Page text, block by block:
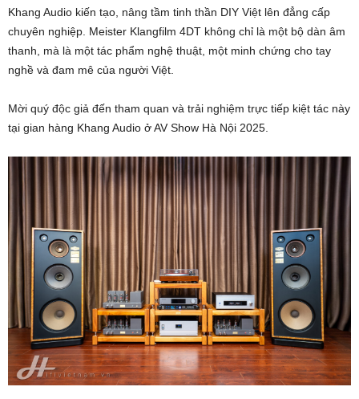
Khang Audio kiến tạo, nâng tầm tinh thần DIY Việt lên đẳng cấp
chuyên nghiệp. Meister Klangfilm 4DT không chỉ là một bộ dàn âm
thanh, mà là một tác phẩm nghệ thuật, một minh chứng cho tay
nghề và đam mê của người Việt.
Mời quý độc giả đến tham quan và trải nghiệm trực tiếp kiệt tác này
tại gian hàng Khang Audio ở AV Show Hà Nội 2025.